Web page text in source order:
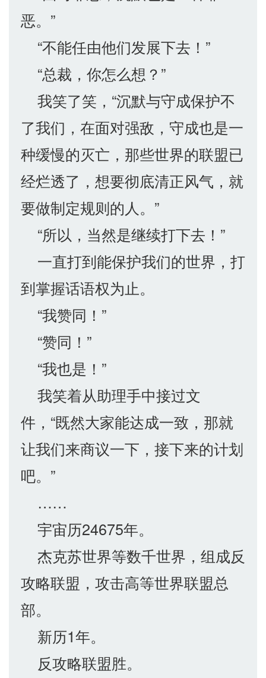
恶。”
“不能任由他们发展下去！”
“总裁，你怎么想？”
我笑了笑，“沉默与守成保护不
了我们，在面对强敌，守成也是一
种缓慢的灭亡，那些世界的联盟已
经烂透了，想要彻底清正风气，就
要做制定规则的人。”
“所以，当然是继续打下去！”
一直打到能保护我们的世界，打
到掌握话语权为止。
“我赞同！”
“赞同！”
“我也是！”
我笑着从助理手中接过文
件，“既然大家能达成一致，那就
让我们来商议一下，接下来的计划
吧。”
……
宇宙历24675年。
杰克苏世界等数千世界，组成反
攻略联盟，攻击高等世界联盟总
部。
新历1年。
反攻略联盟胜。